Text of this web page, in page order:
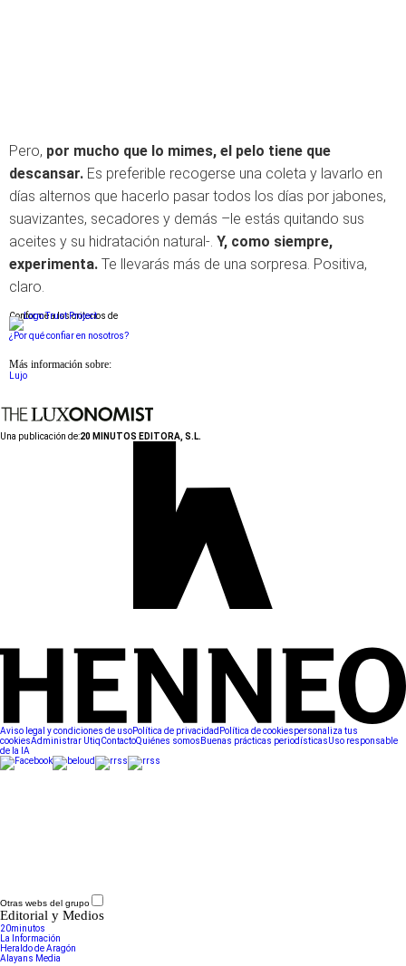
Pero, por mucho que lo mimes, el pelo tiene que
descansar. Es preferible recogerse una coleta y lavarlo en
días alternos que hacerlo pasar todos los días por jabones,
suavizantes, secadores y demás –le estás quitando sus
aceites y su hidratación natural-. Y, como siempre,
experimenta. Te llevarás más de una sorpresa. Positiva,
claro.
Conforme a los criterios de
¿Por qué confiar en nosotros?
Más información sobre:
Lujo
Una publicación de:20 MINUTOS EDITORA, S.L.
Aviso legal y condiciones de usoPolítica de privacidad Política de cookiespersonaliza tus
cookiesAdministrar UtiqContactoQuiénes somos Buenas prácticas periodísticasUso responsable
de la IA
Otras webs del grupo
Editorial y Medios
20minutos
La Información
Heraldo de Aragón
Alayans Media